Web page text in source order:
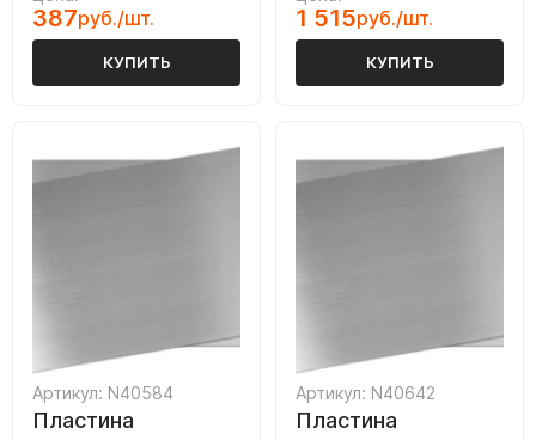
387руб./шт.
КУПИТЬ
1 515руб./шт.
КУПИТЬ
Артикул: N40584
Пластина
Артикул: N40642
Пластина